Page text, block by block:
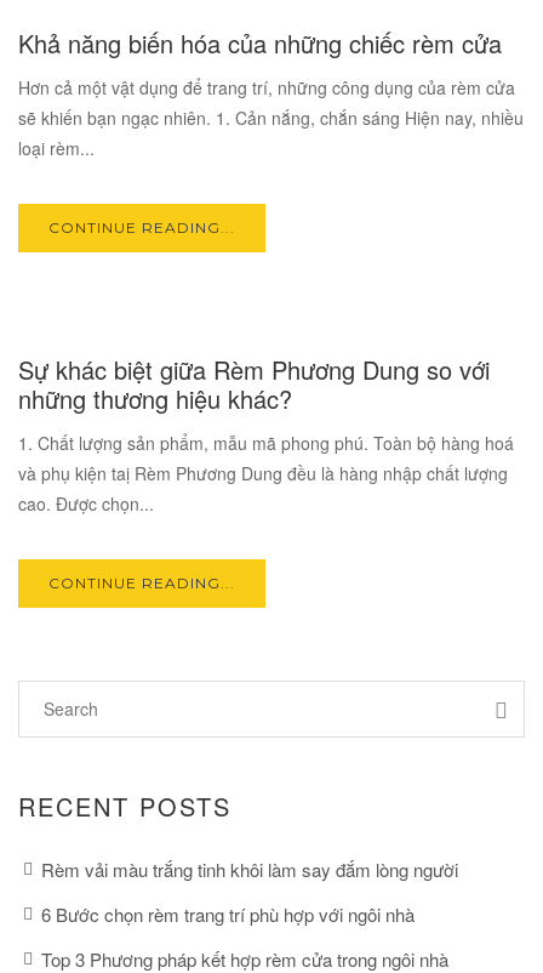
OCT
Khả năng biến hóa của những chiếc rèm cửa
Hơn cả một vật dụng để trang trí, những công dụng của rèm cửa
sẽ khiến bạn ngạc nhiên. 1. Cản nắng, chắn sáng Hiện nay, nhiều
loại rèm...
CONTINUE READING...
OCT
Sự khác biệt giữa Rèm Phương Dung so với
những thương hiệu khác?
1. Chất lượng sản phẩm, mẫu mã phong phú. Toàn bộ hàng hoá
và phụ kiện taị Rèm Phương Dung đều là hàng nhập chất lượng
cao. Được chọn...
CONTINUE READING...
RECENT POSTS
Rèm vải màu trắng tinh khôi làm say đắm lòng người
6 Bước chọn rèm trang trí phù hợp với ngôi nhà
Top 3 Phương pháp kết hợp rèm cửa trong ngôi nhà